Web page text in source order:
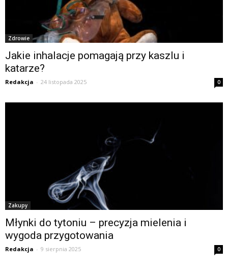
Zdrowie
Jakie inhalacje pomagają przy kaszlu i
katarze?
Redakcja - 24 listopada 2025 0
Zakupy
Młynki do tytoniu – precyzja mielenia i
wygoda przygotowania
Redakcja - 9 sierpnia 2025 0